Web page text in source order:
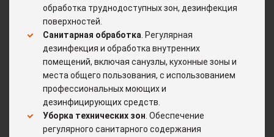
обработка труднодоступных зон, дезинфекция
поверхностей.
Санитарная обработка . Регулярная
дезинфекция и обработка внутренних
помещений, включая санузлы, кухонные зоны и
места общего пользования, с использованием
профессиональных моющих и
дезинфицирующих средств.
Уборка технических зон . Обеспечение
регулярного санитарного содержания